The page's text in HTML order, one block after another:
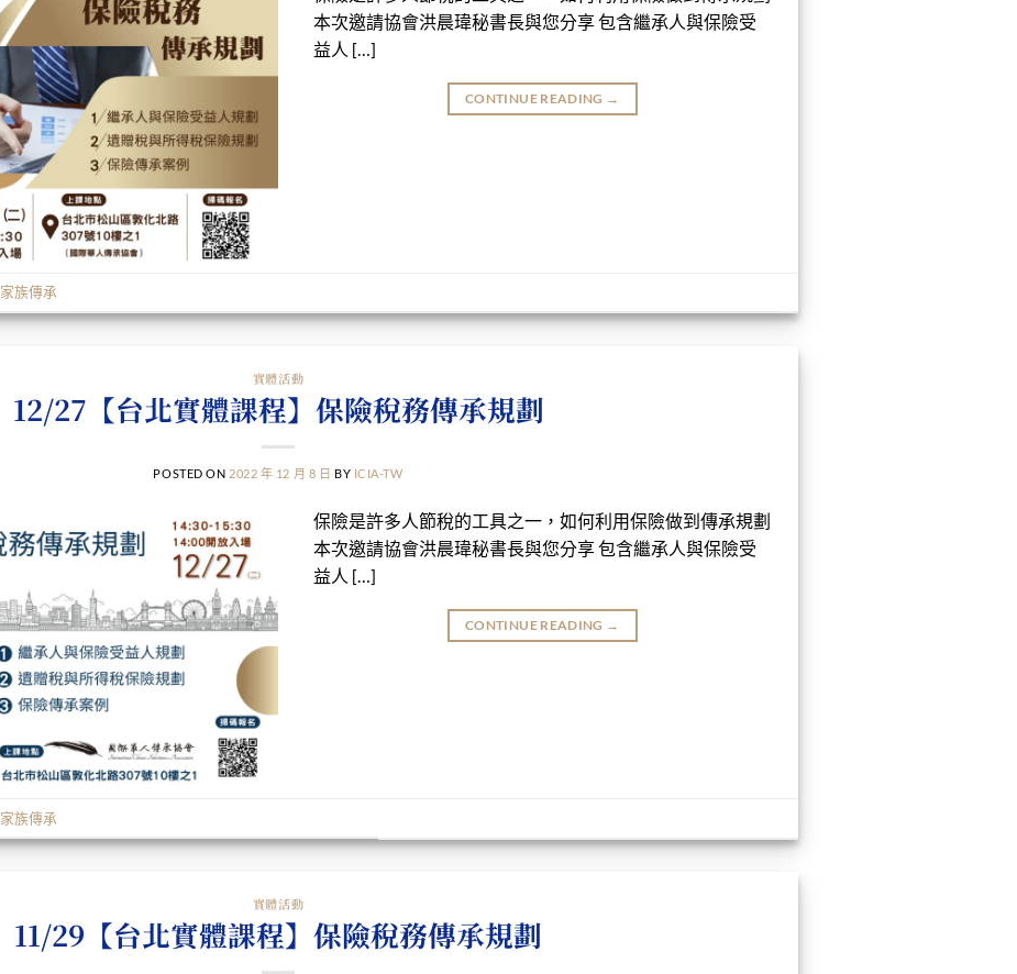
本次邀請協會洪晨瑋秘書長與您分享 包含繼承人與保險受
益人 […]
CONTINUE READING →
家族傳承
實體活動
12/27【台北實體課程】保險稅務傳承規劃
POSTED ON 2022 年 12 月 8 日 BY ICIA-TW
保險是許多人節稅的工具之一，如何利用保險做到傳承規劃
本次邀請協會洪晨瑋秘書長與您分享 包含繼承人與保險受
益人 […]
CONTINUE READING →
家族傳承
實體活動
11/29【台北實體課程】保險稅務傳承規劃